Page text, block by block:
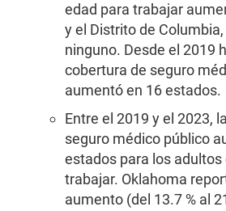
edad para trabajar
y el Distrito de
ninguno. Desde el 2019
cobertura de seguro
aumentó en 16 estados.
Entre el 2019 y el 2023,
seguro médico público
estados para los adultos
trabajar. Oklahoma
aumento (del 13.7 % al